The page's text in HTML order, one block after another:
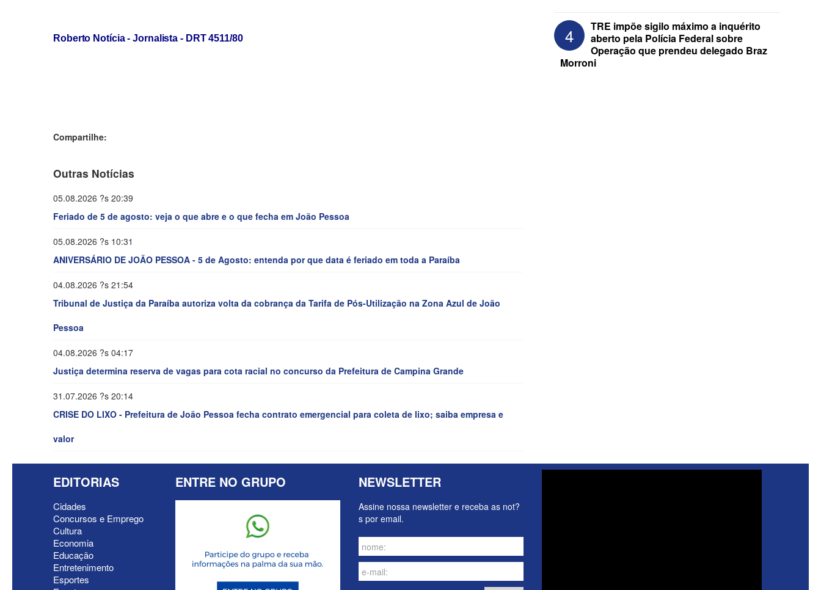
Roberto Notícia - Jornalista - DRT 4511/80
Compartilhe:
Outras Notícias
05.08.2026 ?s 20:39
Feriado de 5 de agosto: veja o que abre e o que fecha em João Pessoa
05.08.2026 ?s 10:31
ANIVERSÁRIO DE JOÃO PESSOA - 5 de Agosto: entenda por que data é feriado em toda a Paraíba
04.08.2026 ?s 21:54
Tribunal de Justiça da Paraíba autoriza volta da cobrança da Tarifa de Pós-Utilização na Zona Azul de João
Pessoa
04.08.2026 ?s 04:17
Justiça determina reserva de vagas para cota racial no concurso da Prefeitura de Campina Grande
31.07.2026 ?s 20:14
CRISE DO LIXO - Prefeitura de João Pessoa fecha contrato emergencial para coleta de lixo; saiba empresa e
valor
4
TRE impõe sigilo máximo a inquérito
aberto pela Polícia Federal sobre
Operação que prendeu delegado Braz
Morroni
EDITORIAS
Cidades
Concursos e Emprego
Cultura
Economia
Educação
Entretenimento
Esportes
ENTRE NO GRUPO NEWSLETTER
Assine nossa newsletter e receba as not?
s por email.